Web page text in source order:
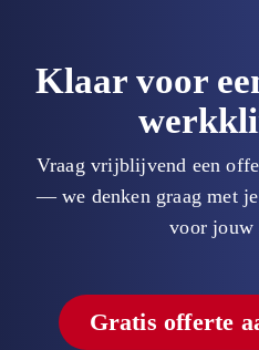
Klaar voor
Vraag vrijblijvend een
— we denken graag met
voor jouw
Gratis offerte